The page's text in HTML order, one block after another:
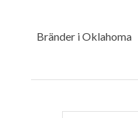
Bränder i Oklahoma